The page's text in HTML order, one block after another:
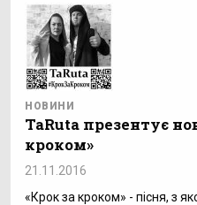
НОВИНИ
TaRuta презентує
кроком»
21.11.2016
«Крок за кроком» - пісня, з